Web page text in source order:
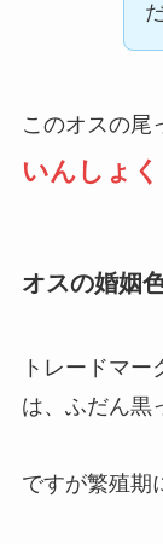
このオスの尾
いんしょく
オスの婚姻
トレードマ
は、ふだん黒
ですが繁殖期